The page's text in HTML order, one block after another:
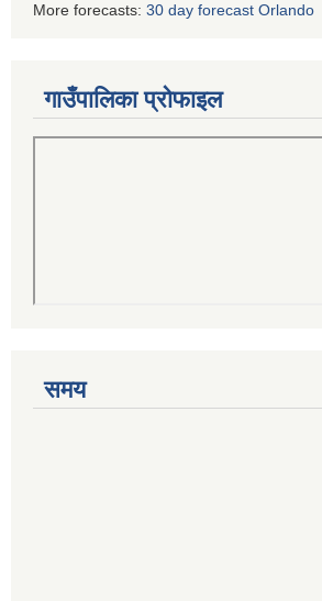
More forecasts: 30 day forecast Orlando
गाउँपालिका प्रोफाइल
समय